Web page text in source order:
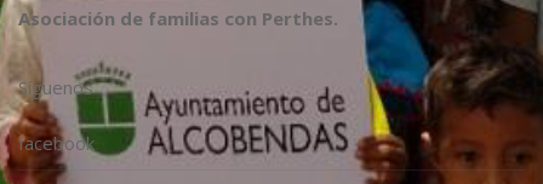
Asociación de familias con Perthes.
Síguenos
facebook